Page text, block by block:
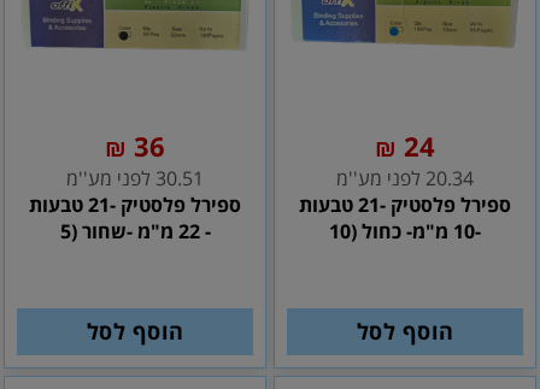
24
₪
20.34 לפני מע''מ
ספירל פלסטיק -21 טבעות
-10 מ"מ- כחול (10
הוסף לסל
36
₪
30.51 לפני מע''מ
ספירל פלסטיק -21 טבעות
- 22 מ"מ -שחור (5
הוסף לסל